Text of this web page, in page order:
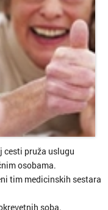
cesti pruža uslugu
osobama.
tim medicinskih sestara
soba.